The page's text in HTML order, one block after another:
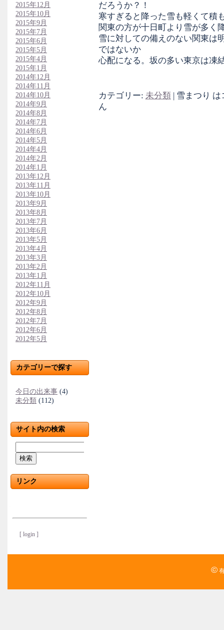
2015年12月
2015年10月
2015年9月
2015年7月
2015年6月
2015年5月
2015年4月
2015年1月
2014年12月
2014年11月
2014年10月
2014年9月
2014年8月
2014年7月
2014年6月
2014年5月
2014年4月
2014年2月
2014年1月
2013年12月
2013年11月
2013年10月
2013年9月
2013年8月
2013年7月
2013年6月
2013年5月
2013年4月
2013年3月
2013年2月
2013年1月
2012年11月
2012年10月
2012年9月
2012年8月
2012年7月
2012年6月
2012年5月
カテゴリーで探す
今日の出来事 (4)
未分類 (112)
サイト内の検索
検索
リンク
[ login ]
だろうか？！
寒すぎると降った雪も軽くて積
関東の方が十日町より雪が多く
雪に対しての備えのない関東は
ではないか
心配になる。坂の多い東京は凍
カテゴリー: 未分類 雪まつり は
ん
©